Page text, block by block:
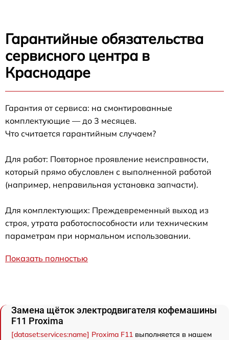
Гарантийные обязательства
сервисного центра в
Краснодаре
Гарантия от сервиса: на смонтированные
комплектующие — до 3 месяцев.
Что считается гарантийным случаем?
Для работ: Повторное проявление неисправности,
который прямо обусловлен с выполненной работой
(например, неправильная установка запчасти).
Для комплектующих: Преждевременный выход из
строя, утрата работоспособности или техническим
параметрам при нормальном использовании.
Показать полностью
Замена щёток электродвигателя кофемашины
F11 Proxima
[dataset:services:name] Proxima F11 выполняется в нашем